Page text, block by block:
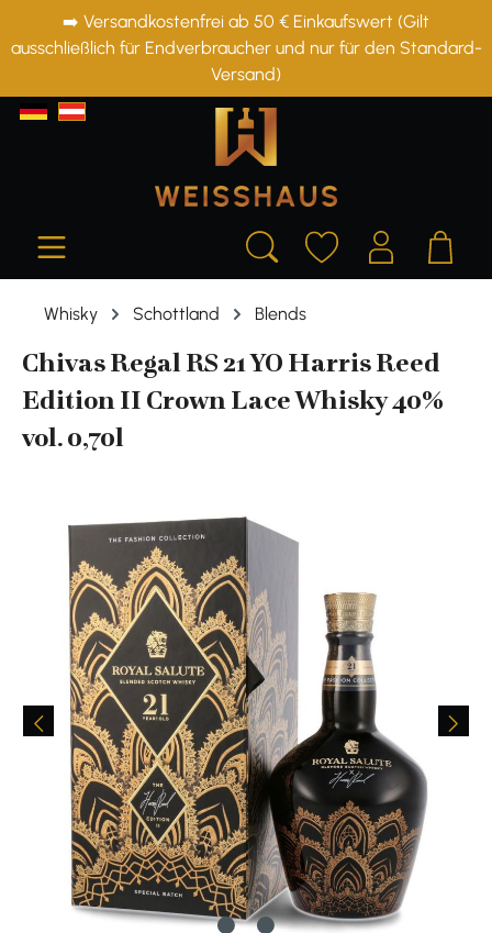
springen
➡️ Versandkostenfrei ab 50 € Einkaufswert (Gilt
ausschließlich für Endverbraucher und nur für den Standard-
Versand)
Whisky Schottland Blends
Chivas Regal RS 21 YO Harris Reed
Edition II Crown Lace Whisky 40%
vol. 0,70l